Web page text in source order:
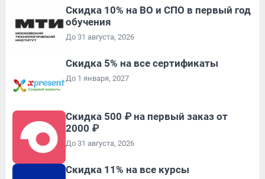
Скидка 10% на ВО и СПО в первый год
обучения
До 31 августа, 2026
Скидка 5% на все сертификаты
До 1 января, 2027
Скидка 500 ₽ на первый заказ от
2000 ₽
До 31 августа, 2026
Скидка 11% на все курсы